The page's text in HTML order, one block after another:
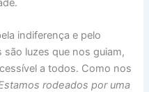
indiferença e pelo
luzes que nos guiam,
a todos. Como nos
rodeados por uma